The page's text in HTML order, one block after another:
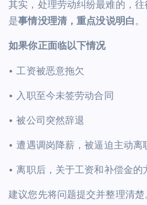
其实，处理劳动纠纷最难的，
是事情没理清，重点没说明白 。
如果你正面临以下情况
• 工资被恶意拖欠
• 入职至今未签劳动合同
• 被公司突然辞退
• 遭遇调岗降薪，被逼迫主动离
• 离职后，关于工资和补偿金的
建议您先将问题提交并整理清楚